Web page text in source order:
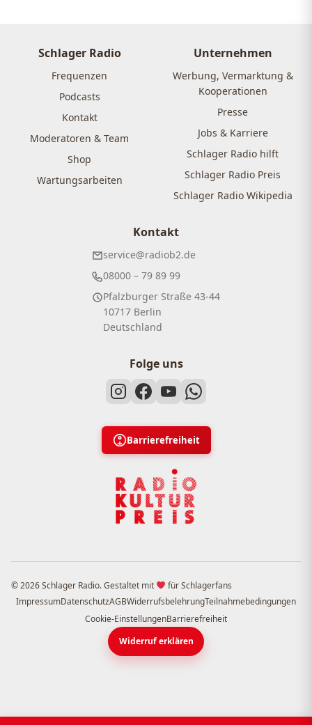
Schlager Radio
Frequenzen
Podcasts
Kontakt
Moderatoren & Team
Shop
Wartungsarbeiten
Unternehmen
Werbung, Vermarktung &
Kooperationen
Presse
Jobs & Karriere
Schlager Radio hilft
Schlager Radio Preis
Schlager Radio Wikipedia
Kontakt
service@radiob2.de
08000 – 79 89 99
Pfalzburger Straße 43-44
10717 Berlin
Deutschland
Folge uns
Barrierefreiheit
© 2026 Schlager Radio. Gestaltet mit
für Schlagerfans
ImpressumDatenschutzAGBWiderrufsbelehrungTeilnahmebedingungen
Cookie-EinstellungenBarrierefreiheit
Widerruf erklären